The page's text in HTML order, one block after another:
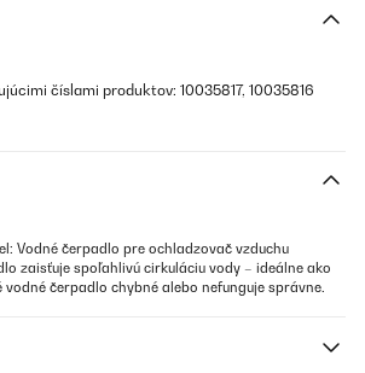
číslami produktov: 10035817, 10035816
Vodné čerpadlo pre ochladzovač vzduchu
zaisťuje spoľahlivú cirkuláciu vody – ideálne ako
čerpadlo chybné alebo nefunguje správne.